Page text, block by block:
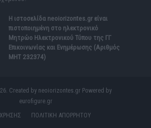
Η ιστοσελίδα neoiorizontes.grείναι
πιστοποιημένη στο ηλεκτρονικό
Μητρώο Ηλεκτρονικού Τύπου της ΓΓ
Επικοινωνίας και Ενημέρωσης (Αριθμός
ΜΗΤ 232374)
Created by neoiorizontes.gr Powered by
eurofigure.gr
ΠΟΛΙΤΙΚΗ ΑΠΟΡΡΗΤΟΥ